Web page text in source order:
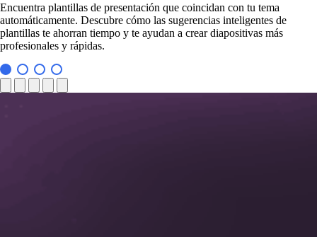
Encuentra plantillas de presentación que coincidan con tu tema
automáticamente. Descubre cómo las sugerencias inteligentes de
plantillas te ahorran tiempo y te ayudan a crear diapositivas más
profesionales y rápidas.